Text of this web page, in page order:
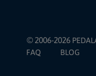
© 2006-2026
FAQ
BLOG